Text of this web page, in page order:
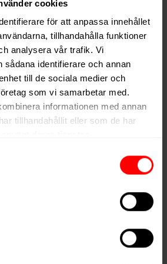
cookies
för att anpassa innehållet
tillhandahålla funktioner
analysera vår trafik. Vi
sådana identifierare och annan
till de sociala medier och
som vi samarbetar med.
informationen med annan
tillhandahållit eller som de har
who may receive and
19,0 mg/g
11,4 mg
228 mg
12 g
20
0,6 g